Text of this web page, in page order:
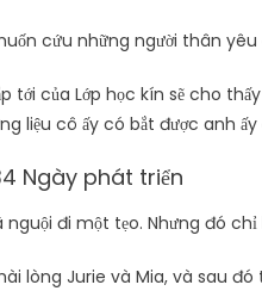
cứu những người thân
tới của Lớp học kín sẽ cho
liệu cô ấy có bắt được anh
Ngày phát triển
đi một tẹo. Nhưng đó
lòng Jurie và Mia, và sau